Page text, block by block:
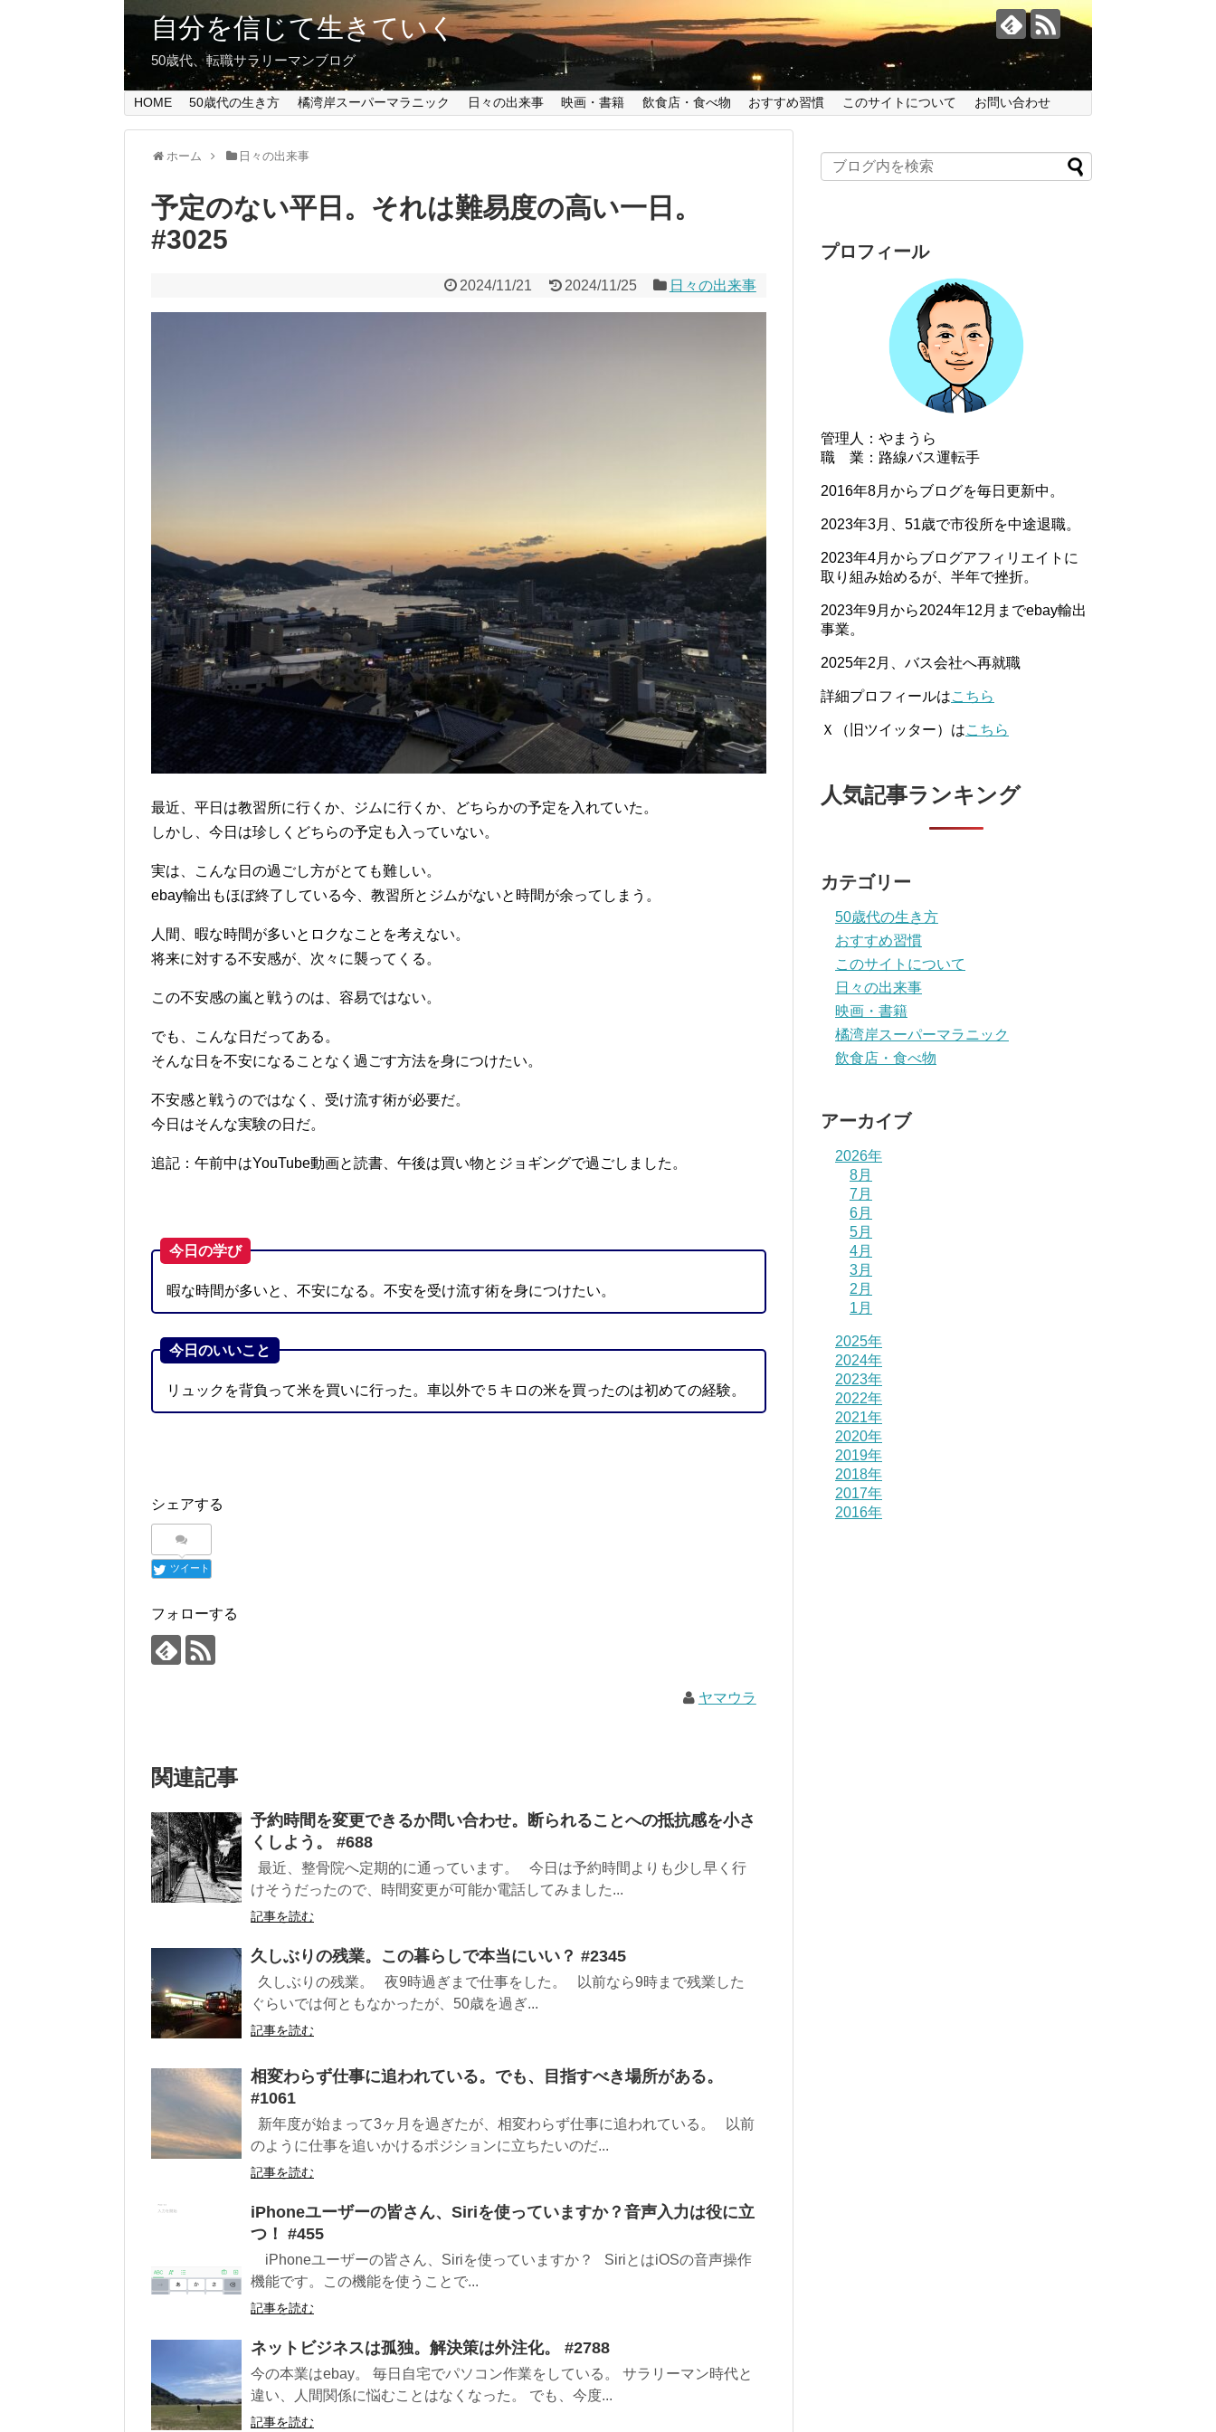
自分を信じて生きていく
50歳代、転職サラリーマンブログ
HOME 50歳代の生き方 橘湾岸スーパーマラニック 日々の出来事 映画・書籍 飲食店・食べ物 おすすめ習慣 このサイトについて お問い合わせ
ホーム 日々の出来事
予定のない平日。それは難易度の高い一日。
#3025
2024/11/21 2024/11/25 日々の出来事
最近、平日は教習所に行くか、ジムに行くか、どちらかの予定を入れていた。
しかし、今日は珍しくどちらの予定も入っていない。
実は、こんな日の過ごし方がとても難しい。
ebay輸出もほぼ終了している今、教習所とジムがないと時間が余ってしまう。
人間、暇な時間が多いとロクなことを考えない。
将来に対する不安感が、次々に襲ってくる。
この不安感の嵐と戦うのは、容易ではない。
でも、こんな日だってある。
そんな日を不安になることなく過ごす方法を身につけたい。
不安感と戦うのではなく、受け流す術が必要だ。
今日はそんな実験の日だ。
追記：午前中はYouTube動画と読書、午後は買い物とジョギングで過ごしました。
今日の学び
暇な時間が多いと、不安になる。不安を受け流す術を身につけたい。
今日のいいこと
リュックを背負って米を買いに行った。車以外で５キロの米を買ったのは初めての経験。
シェアする
ツイート
フォローする
ヤマウラ
関連記事
予約時間を変更できるか問い合わせ。断られることへの抵抗感を小さ
くしよう。 #688
最近、整骨院へ定期的に通っています。 今日は予約時間よりも少し早く行
けそうだったので、時間変更が可能か電話してみました...
記事を読む
久しぶりの残業。この暮らしで本当にいい？ #2345
久しぶりの残業。 夜9時過ぎまで仕事をした。 以前なら9時まで残業した
ぐらいでは何ともなかったが、50歳を過ぎ...
記事を読む
相変わらず仕事に追われている。でも、目指すべき場所がある。
#1061
新年度が始まって3ヶ月を過ぎたが、相変わらず仕事に追われている。 以前
のように仕事を追いかけるポジションに立ちたいのだ...
記事を読む
iPhoneユーザーの皆さん、Siriを使っていますか？音声入力は役に立
つ！ #455
iPhoneユーザーの皆さん、Siriを使っていますか？ SiriとはiOSの音声操作
機能です。この機能を使うことで...
記事を読む
ネットビジネスは孤独。解決策は外注化。 #2788
今の本業はebay。 毎日自宅でパソコン作業をしている。 サラリーマン時代と
違い、人間関係に悩むことはなくなった。 でも、今度...
記事を読む
プロフィール
管理人：やまうら
職 業：路線バス運転手
2016年8月からブログを毎日更新中。
2023年3月、51歳で市役所を中途退職。
2023年4月からブログアフィリエイトに
取り組み始めるが、半年で挫折。
2023年9月から2024年12月までebay輸出
事業。
2025年2月、バス会社へ再就職
詳細プロフィールはこちら
Ｘ（旧ツイッター）はこちら
人気記事ランキング
カテゴリー
50歳代の生き方
おすすめ習慣
このサイトについて
日々の出来事
映画・書籍
橘湾岸スーパーマラニック
飲食店・食べ物
アーカイブ
2026年
8月
7月
6月
5月
4月
3月
2月
1月
2025年
2024年
2023年
2022年
2021年
2020年
2019年
2018年
2017年
2016年